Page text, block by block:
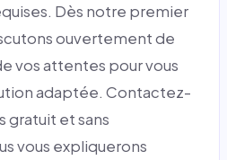
Dès notre premier
ouvertement de
vos attentes pour vous
adaptée. Contactez-
gratuit et sans
vous expliquerons